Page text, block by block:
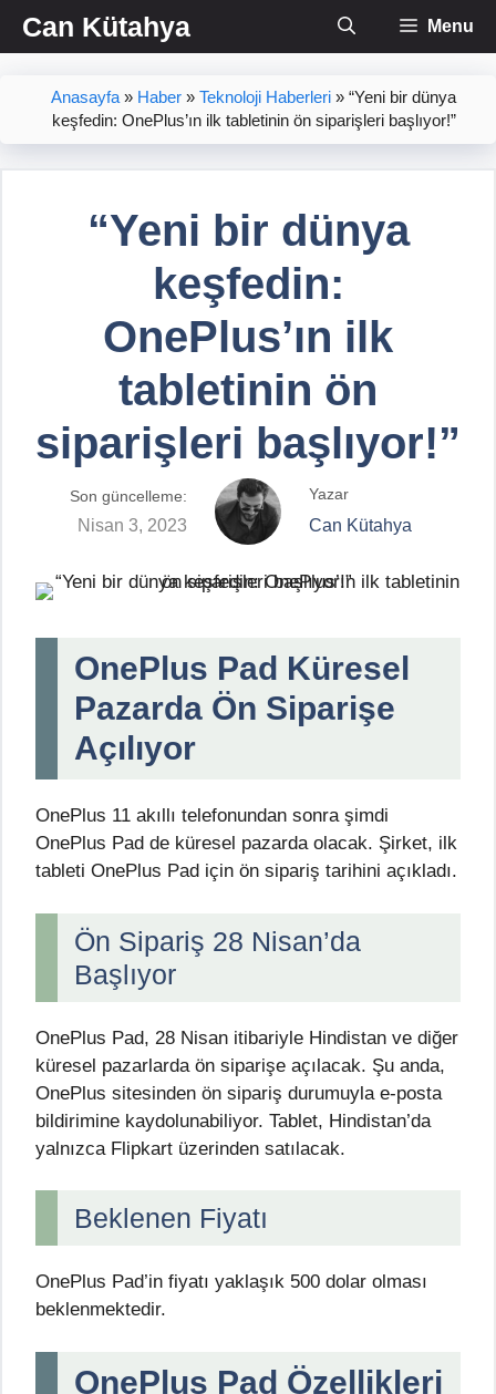
İçeriğe
atlaCan Kütahya Menu
Anasayfa » Haber » Teknoloji Haberleri » “Yeni bir dünya
keşfedin: OnePlus’ın ilk tabletinin ön siparişleri başlıyor!”
“Yeni bir dünya
keşfedin:
OnePlus’ın ilk
tabletinin ön
siparişleri başlıyor!”
Son güncelleme:
Nisan 3, 2023
Yazar
Can Kütahya
OnePlus Pad Küresel
Pazarda Ön Siparişe
Açılıyor
OnePlus 11 akıllı telefonundan sonra şimdi
OnePlus Pad de küresel pazarda olacak. Şirket, ilk
tableti OnePlus Pad için ön sipariş tarihini açıkladı.
Ön Sipariş 28 Nisan’da
Başlıyor
OnePlus Pad, 28 Nisan itibariyle Hindistan ve diğer
küresel pazarlarda ön siparişe açılacak. Şu anda,
OnePlus sitesinden ön sipariş durumuyla e-posta
bildirimine kaydolunabiliyor. Tablet, Hindistan’da
yalnızca Flipkart üzerinden satılacak.
Beklenen Fiyatı
OnePlus Pad’in fiyatı yaklaşık 500 dolar olması
beklenmektedir.
OnePlus Pad Özellikleri